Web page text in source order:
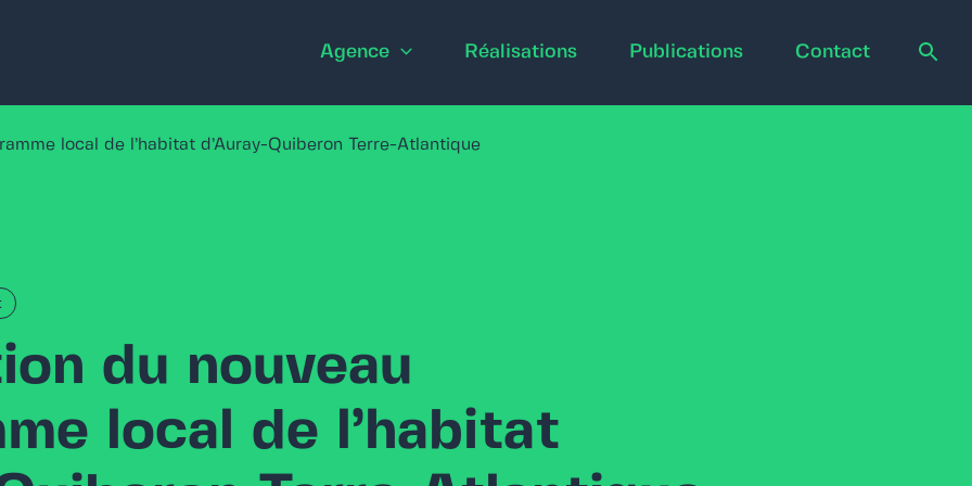
Agence Réalisations Publications Contact
local de l’habitat d’Auray-Quiberon Terre-Atlantique
du nouveau
local de l’habitat